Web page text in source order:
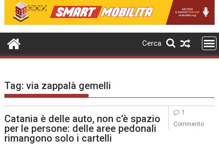
Cerca
Tag:via zappalà gemelli
Catania è delle auto, non c’è spazio
per le persone: delle aree pedonali
rimangono solo i cartelli
1
Commento